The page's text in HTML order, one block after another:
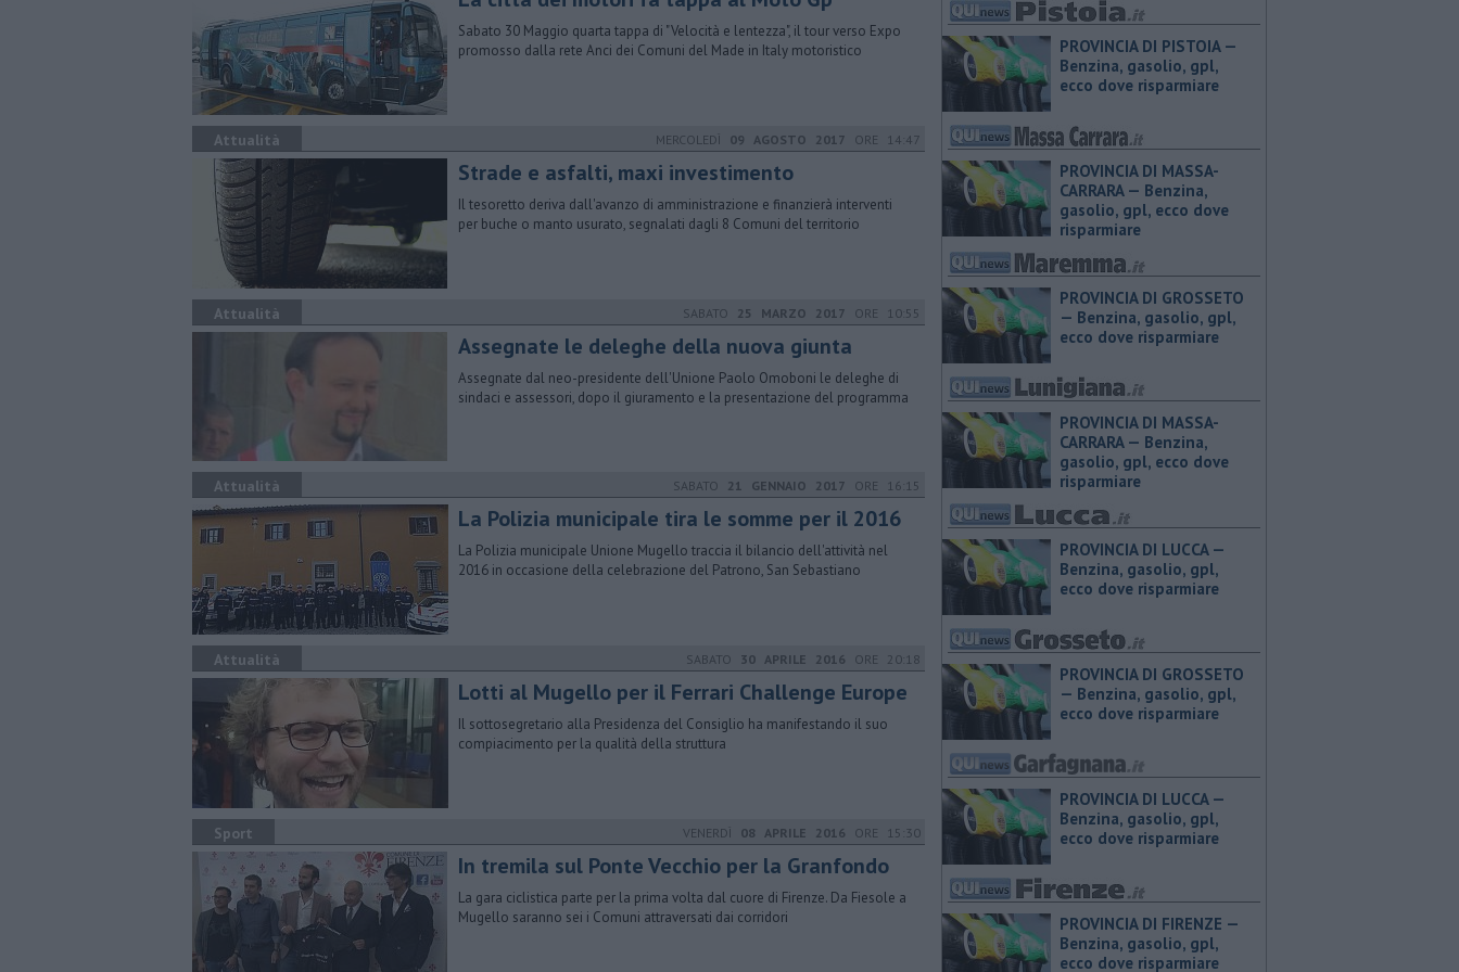
Sabato 30 Maggio quarta tappa di "Velocità e lentezza", il tour verso Expo
promosso dalla rete Anci dei Comuni del Made in Italy motoristico
Attualità MERCOLEDÌ 09 AGOSTO 2017 ORE 14:47
​Strade e asfalti, maxi investimento
Il tesoretto deriva dall'avanzo di amministrazione e finanzierà interventi
per buche o manto usurato, segnalati dagli 8 Comuni del territorio
Attualità SABATO 25 MARZO 2017 ORE 10:55
Assegnate le deleghe della nuova giunta
Assegnate dal neo-presidente dell'Unione Paolo Omoboni le deleghe di
sindaci e assessori, dopo il giuramento e la presentazione del programma
Attualità SABATO 21 GENNAIO 2017 ORE 16:15
La Polizia municipale tira le somme per il 2016
La Polizia municipale Unione Mugello traccia il bilancio dell'attività nel
2016 in occasione della celebrazione del Patrono, San Sebastiano
Attualità SABATO 30 APRILE 2016 ORE 20:18
Lotti al Mugello per il Ferrari Challenge Europe
Il sottosegretario alla Presidenza del Consiglio ha manifestando il suo
compiacimento per la qualità della struttura
Sport VENERDÌ 08 APRILE 2016 ORE 15:30
In tremila sul Ponte Vecchio per la Granfondo
La gara ciclistica parte per la prima volta dal cuore di Firenze. Da Fiesole a
Mugello saranno sei i Comuni attraversati dai corridori
PROVINCIA DI PISTOIA — ​
Benzina, gasolio, gpl,
ecco dove risparmiare
PROVINCIA DI MASSA-
CARRARA — ​Benzina,
gasolio, gpl, ecco dove
risparmiare
PROVINCIA DI GROSSETO
— ​Benzina, gasolio, gpl,
ecco dove risparmiare
PROVINCIA DI MASSA-
CARRARA — ​Benzina,
gasolio, gpl, ecco dove
risparmiare
PROVINCIA DI LUCCA — ​
Benzina, gasolio, gpl,
ecco dove risparmiare
PROVINCIA DI GROSSETO
— ​Benzina, gasolio, gpl,
ecco dove risparmiare
PROVINCIA DI LUCCA — ​
Benzina, gasolio, gpl,
ecco dove risparmiare
PROVINCIA DI FIRENZE — ​
Benzina, gasolio, gpl,
ecco dove risparmiare